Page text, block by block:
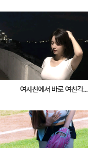
여사친에서 바로 여친각...